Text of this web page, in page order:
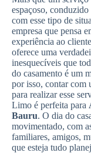
espaçoso,
com esse tipo de
empresa que pensa
experiência ao
oferece uma
inesquecíveis que
do casamento é um
por isso, contar com
para realizar esse
Limo é perfeita para
Bauru. O dia do
movimentado, com
familiares, amigos,
que esteja tudo